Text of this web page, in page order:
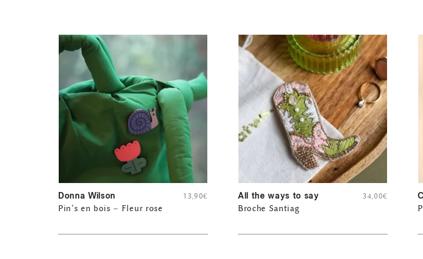
Donna Wilson
Pin’s en bois – Fleur rose
13,90€ All the ways to say
Broche Santiag
34,00€